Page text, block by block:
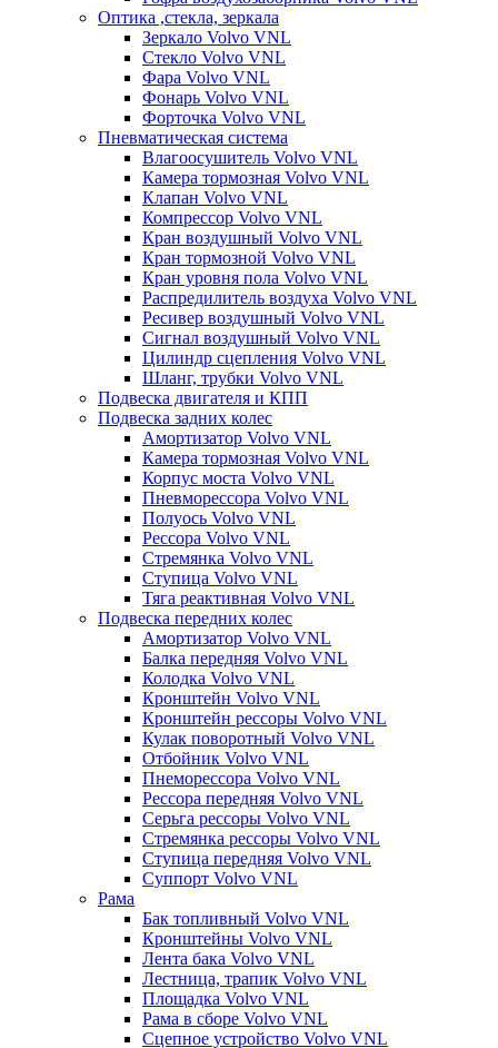
Оптика ,стекла, зеркала
Зеркало Volvo VNL
Стекло Volvo VNL
Фара Volvo VNL
Фонарь Volvo VNL
Форточка Volvo VNL
Пневматическая система
Влагоосушитель Volvo VNL
Камера тормозная Volvo VNL
Клапан Volvo VNL
Компрессор Volvo VNL
Кран воздушный Volvo VNL
Кран тормозной Volvo VNL
Кран уровня пола Volvo VNL
Распредилитель воздуха Volvo VNL
Ресивер воздушный Volvo VNL
Сигнал воздушный Volvo VNL
Цилиндр сцепления Volvo VNL
Шланг, трубки Volvo VNL
Подвеска двигателя и КПП
Подвеска задних колес
Амортизатор Volvo VNL
Камера тормозная Volvo VNL
Корпус моста Volvo VNL
Пневморессора Volvo VNL
Полуось Volvo VNL
Рессора Volvo VNL
Стремянка Volvo VNL
Ступица Volvo VNL
Тяга реактивная Volvo VNL
Подвеска передних колес
Амортизатор Volvo VNL
Балка передняя Volvo VNL
Колодка Volvo VNL
Кронштейн Volvo VNL
Кронштейн рессоры Volvo VNL
Кулак поворотный Volvo VNL
Отбойник Volvo VNL
Пнеморессора Volvo VNL
Рессора передняя Volvo VNL
Серьга рессоры Volvo VNL
Стремянка рессоры Volvo VNL
Ступица передняя Volvo VNL
Суппорт Volvo VNL
Рама
Бак топливный Volvo VNL
Кронштейны Volvo VNL
Лента бака Volvo VNL
Лестница, трапик Volvo VNL
Площадка Volvo VNL
Рама в сборе Volvo VNL
Сцепное устройство Volvo VNL